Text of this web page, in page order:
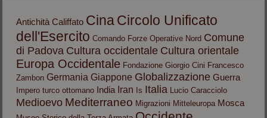
Antichità Califfato CinaCircolo Unificato
dell'Esercito Comando Forze Operative Nord Comune
di Padova Cultura occidentale Cultura orientale
Europa Occidentale Fondazione Giorgio Cini Francesco
Zambon Germania Giappone Globalizzazione Guerra
Impero turco ottomano India Iran Is Italia Lucio Caracciolo
Medioevo Mediterraneo Migrazioni Mitteleuropa Mosca